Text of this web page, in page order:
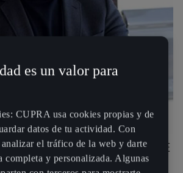
DE CUPRA DESIGN HOUSE
de la CUPRA Design House,
es un valor para
CUPRA usa cookies propias y de
datos de tu actividad. Con
el tráfico de la web y darte
completa y personalizada. Algunas